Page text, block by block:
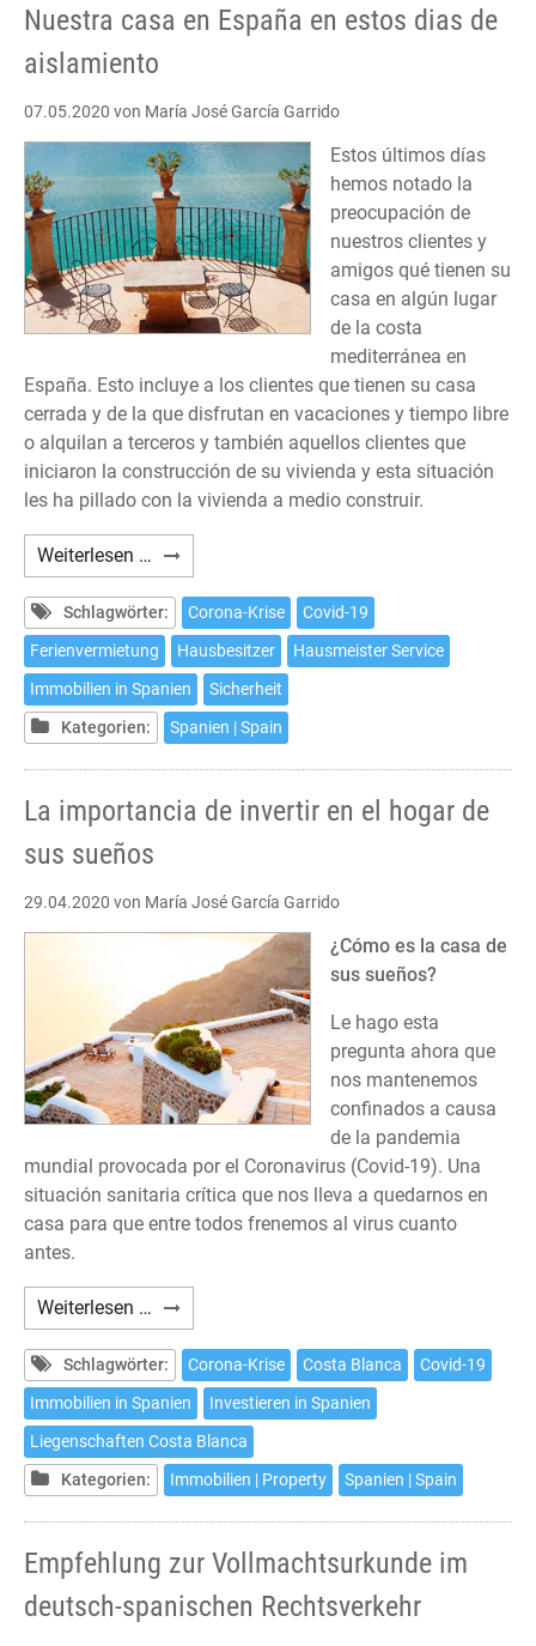
de
Nuestra casa en España en estos dias de
aislamiento
07.05.2020 von María José García Garrido
Estos últimos días
hemos notado la
preocupación de
nuestros clientes y
amigos qué tienen su
casa en algún lugar
de la costa
mediterránea en
España. Esto incluye a los clientes que tienen su casa
cerrada y de la que disfrutan en vacaciones y tiempo libre
o alquilan a terceros y también aquellos clientes que
iniciaron la construcción de su vivienda y esta situación
les ha pillado con la vivienda a medio construir.
Weiterlesen … Nuestra
casa
en
España
en
estos
dias
Schlagwörter: Corona-Krise
Covid-19
Ferienvermietung
Hausbesitzer
Hausmeister Service
Immobilien in Spanien
Sicherheit
Kategorien:
Spanien | Spain
La importancia de invertir en el hogar de
sus sueños
29.04.2020 von María José García Garrido
¿Cómo es la casa de
sus sueños?
Le hago esta
pregunta ahora que
nos mantenemos
confinados a causa
de la pandemia
mundial provocada por el Coronavirus (Covid-19). Una
situación sanitaria crítica que nos lleva a quedarnos en
casa para que entre todos frenemos al virus cuanto
antes.
Weiterlesen … La
importancia
de
invertir
en
el
hogar
sueños
Schlagwörter: Corona-Krise Costa Blanca
Covid-19
Immobilien in Spanien
Investieren in Spanien
Liegenschaften Costa Blanca
Kategorien:
Immobilien | Property Spanien | Spain
Empfehlung zur Vollmachtsurkunde im
deutsch-spanischen Rechtsverkehr